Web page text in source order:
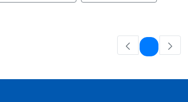
Pagina